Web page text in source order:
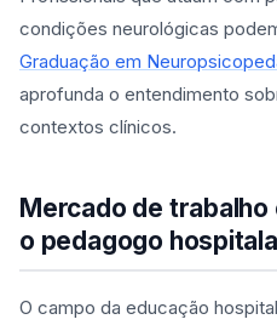
condições neurológicas
Graduação em
aprofunda o entendimento
contextos clínicos.
Mercado de
o pedagogo
O campo da educação